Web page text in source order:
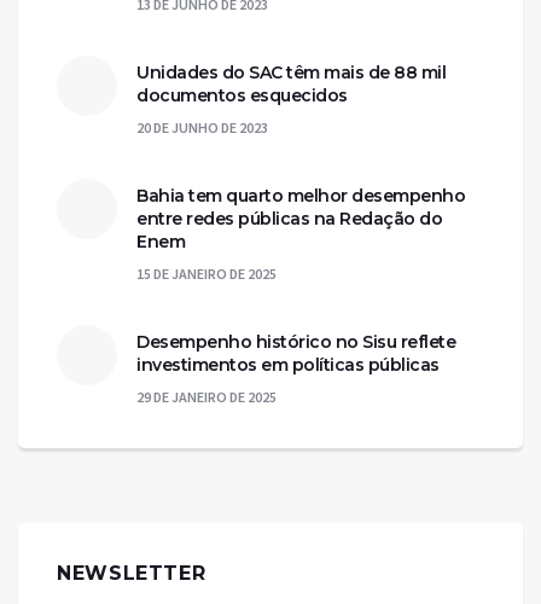
13 DE JUNHO DE 2023
Unidades do SAC têm mais de 88 mil
documentos esquecidos
20 DE JUNHO DE 2023
Bahia tem quarto melhor desempenho
entre redes públicas na Redação do
Enem
15 DE JANEIRO DE 2025
Desempenho histórico no Sisu reflete
investimentos em políticas públicas
29 DE JANEIRO DE 2025
NEWSLETTER